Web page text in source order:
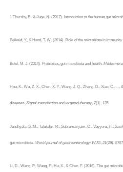
1 Thursby, E., & Juge, N. (2017). Introduction to the human gut
Belkaid, Y., & Hand, T. W. (2014). Role of the microbiota in
Butel, M. J. (2014). Probiotics, gut microbiota and health. Médecine
Hou, K., Wu, Z. X., Chen, X. Y., Wang, J. Q., Zhang, D., Xiao, C., …
diseases. Signal transduction and targeted therapy, 7(1), 135.
Jandhyala, S. M., Talukdar, R., Subramanyam, C., Vuyyuru, H.,
gut microbiota. World journal of gastroenterology: WJG 21(29), 8787.
Li, D., Wang, P., Wang, P., Hu, X., & Chen, F. (2016). The gut